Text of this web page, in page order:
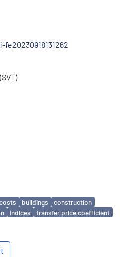
buildings
construction
indices transfer price coefficient